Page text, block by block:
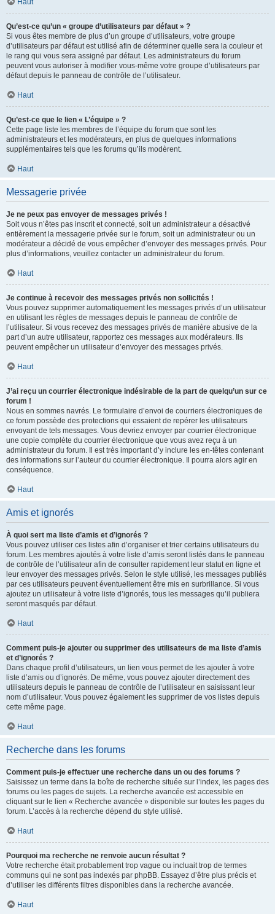
Haut
Qu’est-ce qu’un « groupe d’utilisateurs par défaut » ?
Si vous êtes membre de plus d’un groupe d’utilisateurs, votre groupe
d’utilisateurs par défaut est utilisé afin de déterminer quelle sera la couleur et
le rang qui vous sera assigné par défaut. Les administrateurs du forum
peuvent vous autoriser à modifier vous-même votre groupe d’utilisateurs par
défaut depuis le panneau de contrôle de l’utilisateur.
Haut
Qu’est-ce que le lien « L’équipe » ?
Cette page liste les membres de l’équipe du forum que sont les
administrateurs et les modérateurs, en plus de quelques informations
supplémentaires tels que les forums qu’ils modèrent.
Haut
Messagerie privée
Je ne peux pas envoyer de messages privés !
Soit vous n’êtes pas inscrit et connecté, soit un administrateur a désactivé
entièrement la messagerie privée sur le forum, soit un administrateur ou un
modérateur a décidé de vous empêcher d’envoyer des messages privés. Pour
plus d’informations, veuillez contacter un administrateur du forum.
Haut
Je continue à recevoir des messages privés non sollicités !
Vous pouvez supprimer automatiquement les messages privés d’un utilisateur
en utilisant les règles de messages depuis le panneau de contrôle de
l’utilisateur. Si vous recevez des messages privés de manière abusive de la
part d’un autre utilisateur, rapportez ces messages aux modérateurs. Ils
peuvent empêcher un utilisateur d’envoyer des messages privés.
Haut
J’ai reçu un courrier électronique indésirable de la part de quelqu’un sur ce
forum !
Nous en sommes navrés. Le formulaire d’envoi de courriers électroniques de
ce forum possède des protections qui essaient de repérer les utilisateurs
envoyant de tels messages. Vous devriez envoyer par courrier électronique
une copie complète du courrier électronique que vous avez reçu à un
administrateur du forum. Il est très important d’y inclure les en-têtes contenant
des informations sur l’auteur du courrier électronique. Il pourra alors agir en
conséquence.
Haut
Amis et ignorés
À quoi sert ma liste d’amis et d’ignorés ?
Vous pouvez utiliser ces listes afin d’organiser et trier certains utilisateurs du
forum. Les membres ajoutés à votre liste d’amis seront listés dans le panneau
de contrôle de l’utilisateur afin de consulter rapidement leur statut en ligne et
leur envoyer des messages privés. Selon le style utilisé, les messages publiés
par ces utilisateurs peuvent éventuellement être mis en surbrillance. Si vous
ajoutez un utilisateur à votre liste d’ignorés, tous les messages qu’il publiera
seront masqués par défaut.
Haut
Comment puis-je ajouter ou supprimer des utilisateurs de ma liste d’amis
et d’ignorés ?
Dans chaque profil d’utilisateurs, un lien vous permet de les ajouter à votre
liste d’amis ou d’ignorés. De même, vous pouvez ajouter directement des
utilisateurs depuis le panneau de contrôle de l’utilisateur en saisissant leur
nom d’utilisateur. Vous pouvez également les supprimer de vos listes depuis
cette même page.
Haut
Recherche dans les forums
Comment puis-je effectuer une recherche dans un ou des forums ?
Saisissez un terme dans la boîte de recherche située sur l’index, les pages des
forums ou les pages de sujets. La recherche avancée est accessible en
cliquant sur le lien « Recherche avancée » disponible sur toutes les pages du
forum. L’accès à la recherche dépend du style utilisé.
Haut
Pourquoi ma recherche ne renvoie aucun résultat ?
Votre recherche était probablement trop vague ou incluait trop de termes
communs qui ne sont pas indexés par phpBB. Essayez d’être plus précis et
d’utiliser les différents filtres disponibles dans la recherche avancée.
Haut